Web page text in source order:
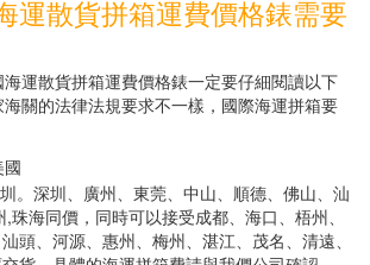
運散貨拼箱運費價格錶需要
運散貨拼箱運費價格錶一定要仔細閱讀以下
關的法律法規要求不一樣，國際海運拼箱要
。深圳、廣州、東莞、中山、順德、佛山、汕
珠海同價，同時可以接受成都、海口、梧州、
頭、河源、惠州、梅州、湛江、茂名、清遠、